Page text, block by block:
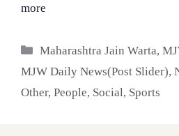
more
Categories
Maharashtra Jain Warta,
MJW Daily News(Post Slider),
Other, People, Social, Sports